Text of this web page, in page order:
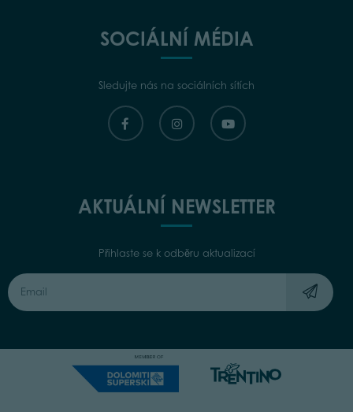
SOCIÁLNÍ MÉDIA
Sledujte nás na sociálních sítích
AKTUÁLNÍ NEWSLETTER
Přihlaste se k odběru aktualizací